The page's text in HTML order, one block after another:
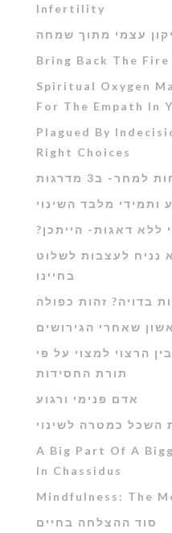
Infertility
עצמי מתוך שמחה
Bring Back The Fire
Spiritual Oxygen
For The Empath In
Plagued By
Right Choices
ב3 מדרגות
ותמידי מלבד השינוי
ללא דאגות- הייתכן
נניח לעצבות לשלוט
בחיינו
בדויה? זהות כפולה
שאחרי הגירושים
הרצוי למצוי על פי
תורת החסידות
אדם פנימי ורגוע
השכל כמטרה לשינוי
A Big Part Of A
In Chassidus
Mindfulness: The
סוד ההצלחה בחיים